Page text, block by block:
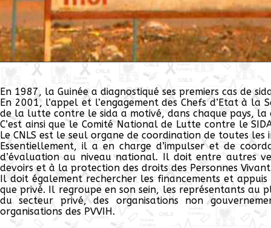
En 1987, la Guinée a diagnostiqué ses premiers cas de
En 2001, l’appel et l’engagement des Chefs d’Etat à la
de la lutte contre le sida a motivé, dans chaque pays, la
C’est ainsi que le Comité National de Lutte contre le
Le CNLS est le seul organe de coordination de toutes les
Essentiellement, il a en charge d’impulser et de
d’évaluation au niveau national. Il doit entre autres
devoirs et à la protection des droits des Personnes Vivant
Il doit également rechercher les financements et
que privé. Il regroupe en son sein, les représentants au
du secteur privé, des organisations non
organisations des PVVIH.